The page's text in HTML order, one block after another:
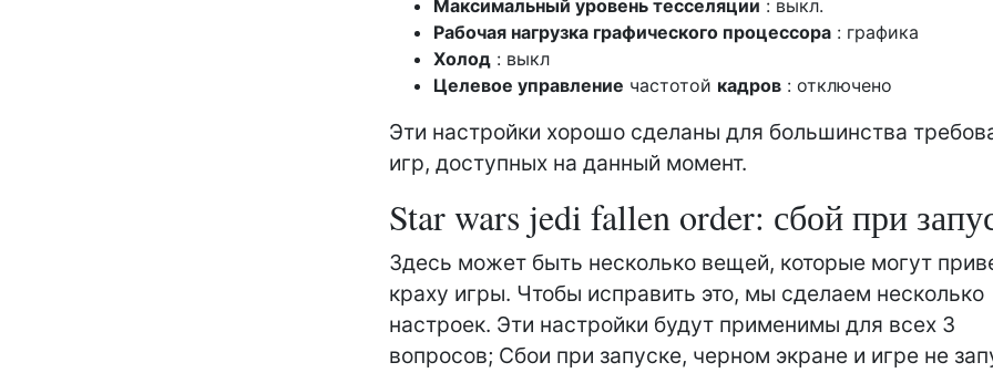
Максимальный уровень тесселяции : выкл.
Рабочая нагрузка графического процессора : графика
Холод : выкл
Целевое управление частотой кадров : отключено
Эти настройки хорошо сделаны для большинства
игр, доступных на данный момент.
Star wars jedi fallen order: сбой при
Здесь может быть несколько вещей, которые могут
краху игры. Чтобы исправить это, мы сделаем несколько
настроек. Эти настройки будут применимы для всех 3
вопросов; Сбои при запуске, черном экране и игре не